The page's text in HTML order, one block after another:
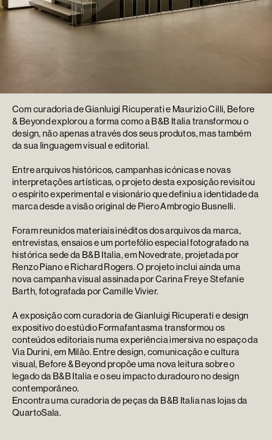
Com curadoria de Gianluigi Ricuperati e Maurizio Cilli, Before
& Beyond explorou a forma como a B&B Italia transformou o
design, não apenas através dos seus produtos, mas também
da sua linguagem visual e editorial.
Entre arquivos históricos, campanhas icónicas e novas
interpretações artísticas, o projeto desta exposição revisitou
o espírito experimental e visionário que definiu a identidade da
marca desde a visão original de Piero Ambrogio Busnelli.
Foram reunidos materiais inéditos dos arquivos da marca,
entrevistas, ensaios e um portefólio especial fotografado na
histórica sede da B&B Italia, em Novedrate, projetada por
Renzo Piano e Richard Rogers. O projeto inclui ainda uma
nova campanha visual assinada por Carina Frey e Stefanie
Barth, fotografada por Camille Vivier.
A exposição com curadoria de Gianluigi Ricuperati e design
expositivo do estúdio Formafantasma transformou os
conteúdos editoriais numa experiência imersiva no espaço da
Via Durini, em Milão. Entre design, comunicação e cultura
visual, Before & Beyond propõe uma nova leitura sobre o
legado da B&B Italia e o seu impacto duradouro no design
contemporâneo.
Encontra uma curadoria de peças da B&B Italia nas lojas da
QuartoSala.